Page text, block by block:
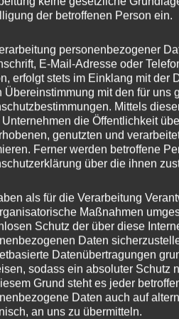
pro Achse:100 mm
FÜR
FIAT, MITSUBISHI, TOYOTA
Fiat L200, Fiat Fullback,
KT0T, KA0T, KJ0T, V60, V80,
Number: e1*2007/
116*0385*, e6*2001/
Wheel Spacers sind in
Spurverbreiterung.
Jetzt
der betroffenen Person ein.
personenbezogener
E-Mail-Adresse oder
erfolgt stets im Einklang mit der
Übereinstimmung mit den für uns
Mittels
Unternehmen die Öffentlichkeit
genutzten und
Ferner werden betroffene
über die ihnen
als für die Verarbeitung
Maßnahmen
Schutz der über diese
Daten
Datenübertragungen
sodass ein absoluter Schutz
Grund steht es jeder
Daten auch auf
an uns zu übermitteln.